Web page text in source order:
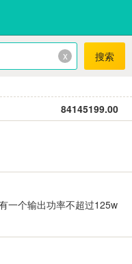
x 搜索
84145199.00
一个输出功率不超过125w